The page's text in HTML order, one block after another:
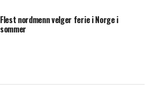
Flest nordmenn velger ferie i Norge i
sommer